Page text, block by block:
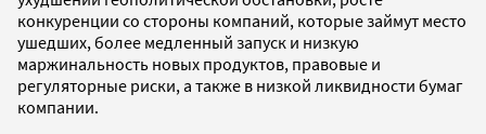
конкуренции со стороны компаний, которые займут место
ушедших, более медленный запуск и низкую
маржинальность новых продуктов, правовые и
регуляторные риски, а также в низкой ликвидности бумаг
компании.